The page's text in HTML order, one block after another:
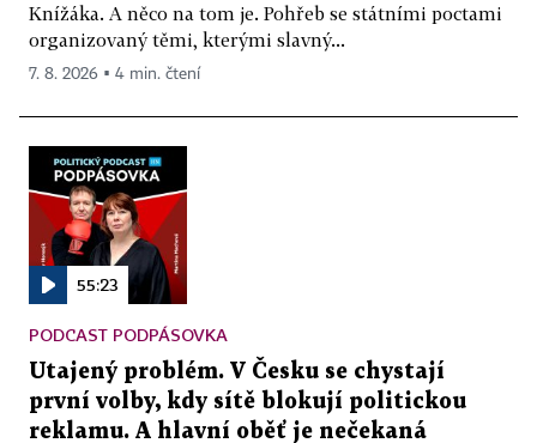
Knížáka. A něco na tom je. Pohřeb se státními poctami
organizovaný těmi, kterými slavný...
7. 8. 2026 ▪ 4 min. čtení
55:23
PODCAST PODPÁSOVKA
Utajený problém. V Česku se chystají
první volby, kdy sítě blokují politickou
reklamu. A hlavní oběť je nečekaná